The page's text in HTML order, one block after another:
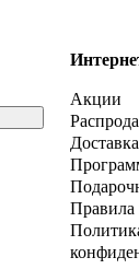
Акции
Правила